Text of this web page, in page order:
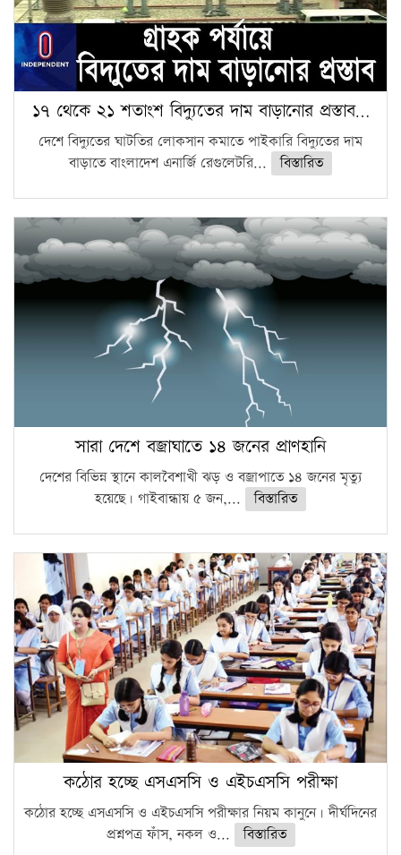
১৭ থেকে ২১ শতাংশ বিদ্যুতের দাম বাড়ানোর প্রস্তাব…
দেশে বিদ্যুতের ঘাটতির লোকসান কমাতে পাইকারি বিদ্যুতের দাম
বাড়াতে বাংলাদেশ এনার্জি রেগুলেটরি...
বিস্তারিত
সারা দেশে বজ্রাঘাতে ১৪ জনের প্রাণহানি
দেশের বিভিন্ন স্থানে কালবৈশাখী ঝড় ও বজ্রাপাতে ১৪ জনের মৃত্যু
হয়েছে। গাইবান্ধায় ৫ জন,...
বিস্তারিত
কঠোর হচ্ছে এসএসসি ও এইচএসসি পরীক্ষা
কঠোর হচ্ছে এসএসসি ও এইচএসসি পরীক্ষার নিয়ম কানুনে। দীর্ঘদিনের
প্রশ্নপত্র ফাঁস, নকল ও...
বিস্তারিত